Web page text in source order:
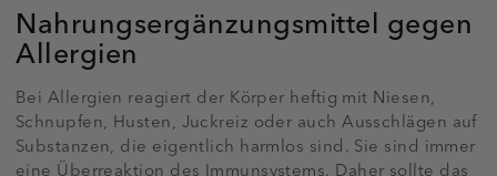
Nahrungsergänzungsmittel gegen
Allergien
Bei Allergien reagiert der Körper heftig mit Niesen,
Schnupfen, Husten, Juckreiz oder auch Ausschlägen auf
Substanzen, die eigentlich harmlos sind. Sie sind immer